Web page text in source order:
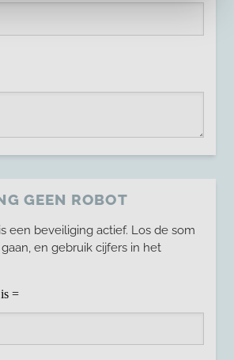
GEEN ROBOT
een beveiliging actief. Los de som
en gebruik cijfers in het